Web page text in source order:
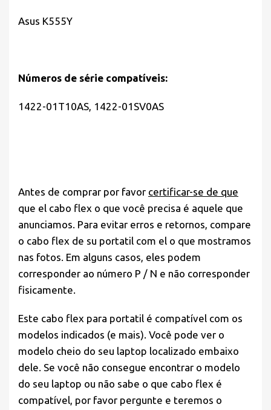
Asus K555Y
Números de série compatíveis:
1422-01T10AS, 1422-01SV0AS
Antes de comprar por favor certificar-se de que
que el cabo flex o que você precisa é aquele que
anunciamos. Para evitar erros e retornos, compare
o cabo flex de su portatil com el o que mostramos
nas fotos. Em alguns casos, eles podem
corresponder ao número P / N e não corresponder
fisicamente.
Este cabo flex para portatil é compatível com os
modelos indicados (e mais). Você pode ver o
modelo cheio do seu laptop localizado embaixo
dele. Se você não consegue encontrar o modelo
do seu laptop ou não sabe o que cabo flex é
compatível, por favor pergunte e teremos o